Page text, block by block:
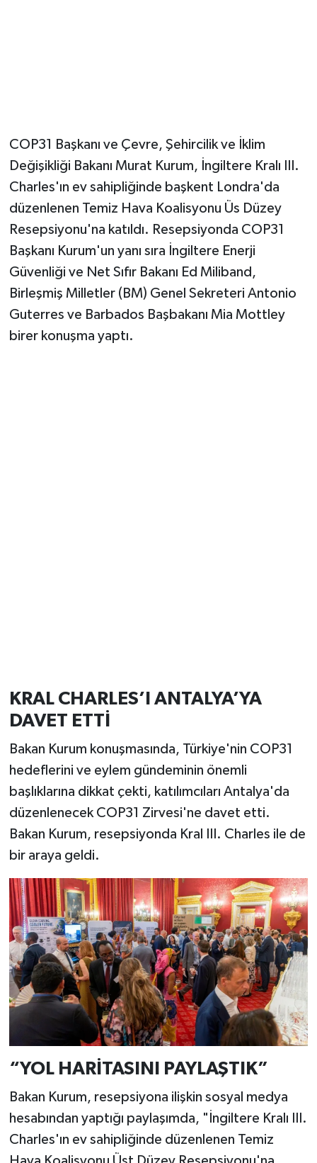
COP31 Başkanı ve Çevre, Şehircilik ve İklim
Değişikliği Bakanı Murat Kurum, İngiltere Kralı III.
Charles'ın ev sahipliğinde başkent Londra'da
düzenlenen Temiz Hava Koalisyonu Üs Düzey
Resepsiyonu'na katıldı. Resepsiyonda COP31
Başkanı Kurum'un yanı sıra İngiltere Enerji
Güvenliği ve Net Sıfır Bakanı Ed Miliband,
Birleşmiş Milletler (BM) Genel Sekreteri Antonio
Guterres ve Barbados Başbakanı Mia Mottley
birer konuşma yaptı.
KRAL CHARLES’I ANTALYA’YA
DAVET ETTİ
Bakan Kurum konuşmasında, Türkiye'nin COP31
hedeflerini ve eylem gündeminin önemli
başlıklarına dikkat çekti, katılımcıları Antalya'da
düzenlenecek COP31 Zirvesi'ne davet etti.
Bakan Kurum, resepsiyonda Kral III. Charles ile de
bir araya geldi.
“YOL HARİTASINI PAYLAŞTIK”
Bakan Kurum, resepsiyona ilişkin sosyal medya
hesabından yaptığı paylaşımda, "İngiltere Kralı III.
Charles'ın ev sahipliğinde düzenlenen Temiz